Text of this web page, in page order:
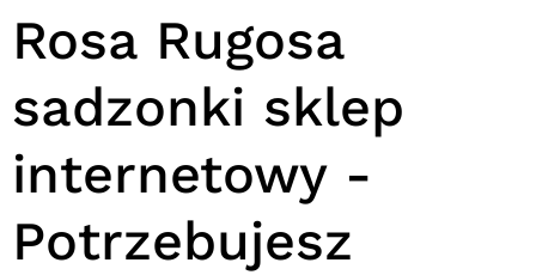
Rosa Rugosa
sadzonki sklep
internetowy -
Potrzebujesz